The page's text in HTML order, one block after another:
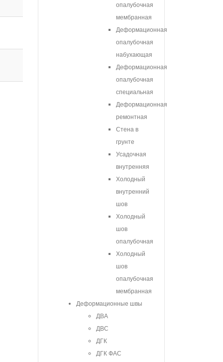
опалубочная
мембранная
Деформационная
опалубочная
набухающая
Деформационная
опалубочная
специальная
Деформационная
ремонтная
Стена в
грунте
Усадочная
внутренняя
Холодный
внутренний
шов
Холодный
шов
опалубочная
Холодный
шов
опалубочная
мембранная
Деформационные швы
ДВА
ДВС
ДГК
ДГК ФАС